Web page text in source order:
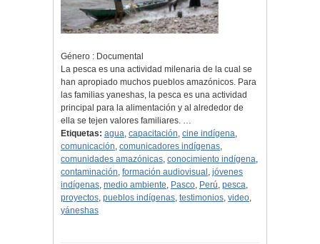
Género : Documental
La pesca es una actividad milenaria de la cual se
han apropiado muchos pueblos amazónicos. Para
las familias yaneshas, la pesca es una actividad
principal para la alimentación y al alrededor de
ella se tejen valores familiares. …
Etiquetas: agua, capacitación, cine indígena,
comunicación, comunicadores indígenas,
comunidades amazónicas, conocimiento indígena,
contaminación, formación audiovisual , jóvenes
indígenas, medio ambiente, Pasco, Perú, pesca,
proyectos, pueblos indígenas, testimonios, video,
yáneshas